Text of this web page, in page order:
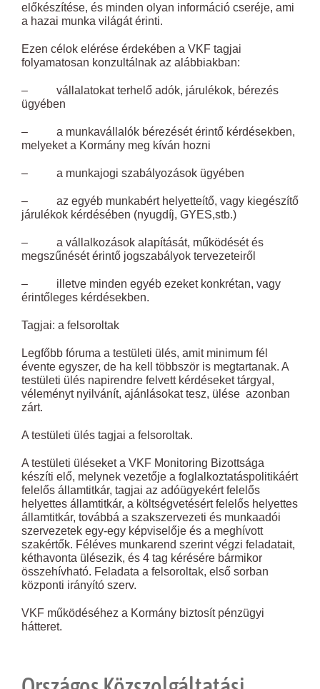
előkészítése, és minden olyan információ cseréje, ami
a hazai munka világát érinti.
Ezen célok elérése érdekében a VKF tagjai
folyamatosan konzultálnak az alábbiakban:
– vállalatokat terhelő adók, járulékok, bérezés
ügyében
– a munkavállalók bérezését érintő kérdésekben,
melyeket a Kormány meg kíván hozni
– a munkajogi szabályozások ügyében
– az egyéb munkabért helyetteítő, vagy kiegészítő
járulékok kérdésében (nyugdíj, GYES,stb.)
– a vállalkozások alapítását, működését és
megszűnését érintő jogszabályok tervezeteiről
– illetve minden egyéb ezeket konkrétan, vagy
érintőleges kérdésekben.
Tagjai: a felsoroltak
Legfőbb fóruma a testületi ülés, amit minimum fél
évente egyszer, de ha kell többször is megtartanak. A
testületi ülés napirendre felvett kérdéseket tárgyal,
véleményt nyilvánít, ajánlásokat tesz, ülése azonban
zárt.
A testületi ülés tagjai a felsoroltak.
A testületi üléseket a VKF Monitoring Bizottsága
készíti elő, melynek vezetője a foglalkoztatáspolitikáért
felelős államtitkár, tagjai az adóügyekért felelős
helyettes államtitkár, a költségvetésért felelős helyettes
államtitkár, továbbá a szakszervezeti és munkaadói
szervezetek egy-egy képviselője és a meghívott
szakértők. Féléves munkarend szerint végzi feladatait,
kéthavonta ülésezik, és 4 tag kérésére bármikor
összehívható. Feladata a felsoroltak, első sorban
központi irányító szerv.
VKF működéséhez a Kormány biztosít pénzügyi
hátteret.